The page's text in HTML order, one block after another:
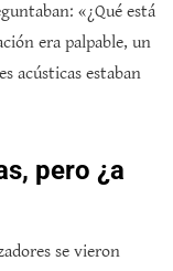
«¿Qué está
era palpable, un
acústicas estaban
pero ¿a
se vieron